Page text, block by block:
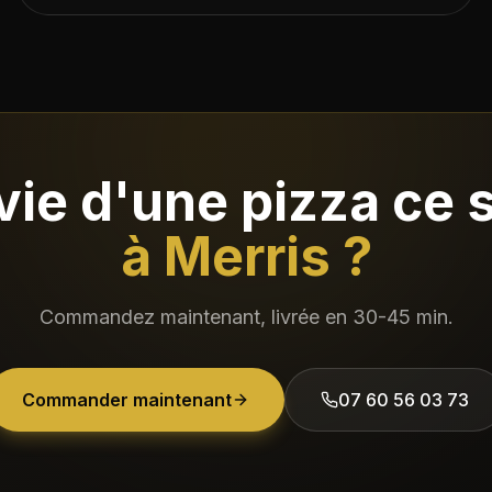
d'une pizza ce
à Merris ?
Commandez maintenant, livrée en 30-45 min.
Commander maintenant 07 60 56 03 73